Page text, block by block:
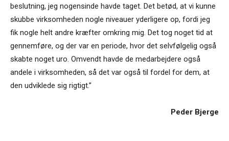
beslutning, jeg nogensinde havde taget. Det betød, at vi kunne
skubbe virksomheden nogle niveauer yderligere op, fordi jeg
fik nogle helt andre kræfter omkring mig. Det tog noget tid at
gennemføre, og der var en periode, hvor det selvfølgelig også
skabte noget uro. Omvendt havde de medarbejdere også
andele i virksomheden, så det var også til fordel for dem, at
den udviklede sig rigtigt.”
Peder Bjerge